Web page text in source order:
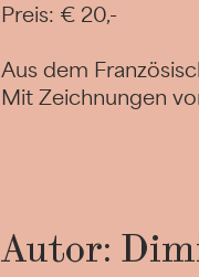
Preis: € 20,-
Aus dem
Mit Zeichnungen
Autor: